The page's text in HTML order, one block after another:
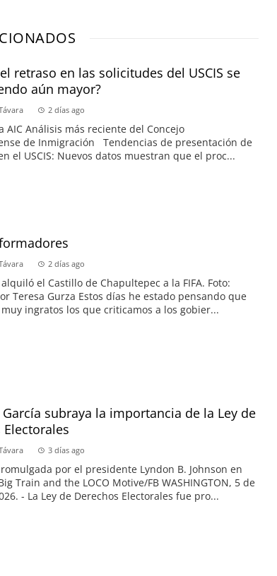
retraso en las solicitudes del USCIS se
aún mayor?
2 días ago
AIC Análisis más reciente del Concejo
de Inmigración Tendencias de presentación de
el USCIS: Nuevos datos muestran que el proc...
2 días ago
el Castillo de Chapultepec a la FIFA. Foto:
Teresa Gurza Estos días he estado pensando que
ingratos los que criticamos a los gobier...
subraya la importancia de la Ley de
Electorales
3 días ago
por el presidente Lyndon B. Johnson en
Train and the LOCO Motive/FB WASHINGTON, 5 de
- La Ley de Derechos Electorales fue pro...